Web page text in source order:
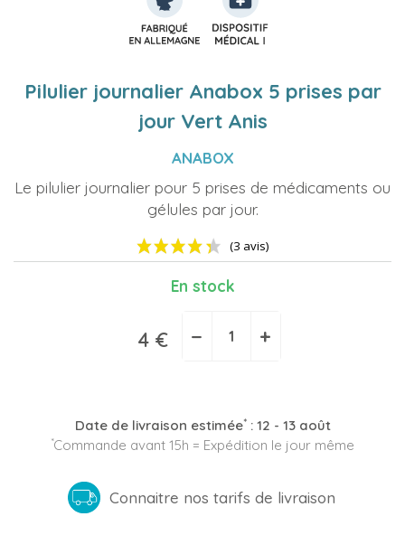
Pilulier journalier Anabox 5 prises par
jour Vert Anis
ANABOX
Le pilulier journalier pour 5 prises de médicaments ou
gélules par jour.
En stock
4 € − +
Date de livraison estimée*: 12 - 13 août
*Commande avant 15h = Expédition le jour même
Connaitre nos tarifs de livraison